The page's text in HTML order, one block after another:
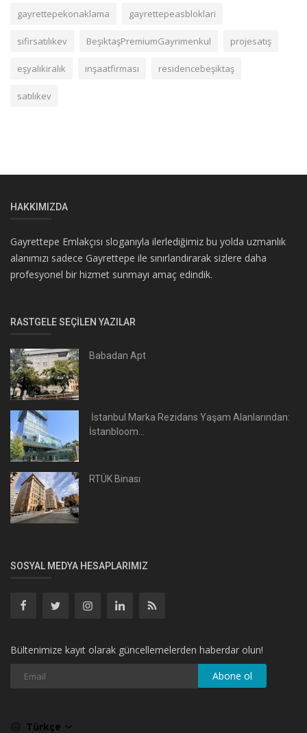
gayrettepekonaklama gayrettepeasbloklari
sifirsatılıkev BeşiktaşPremiumGayrimenkul projesatış
eşyalıkiralık inşaatfirması residencebeşiktaş
satılıkev
HAKKIMIZDA
Gayrettepe Emlakçısı sloganıyla ilerlediğimiz bu yolda uzmanlık
alanımızı sadece Gayrettepe ile sınırlandırarak sizlere daha
profesyonel bir hizmet sunmayı amaç edindik.
RASTGELE SEÇILEN YAZILAR
Babadan Apt
İstanbul Marka Rezidans Yaşam Alanlarından:
İstanbloom...
RTÜK Binası
SOSYAL MEDYA HESAPLARIMIZ
Bültenimize kayıt olarak güncellemelerden haberdar olun!
Abone ol
Türkçe